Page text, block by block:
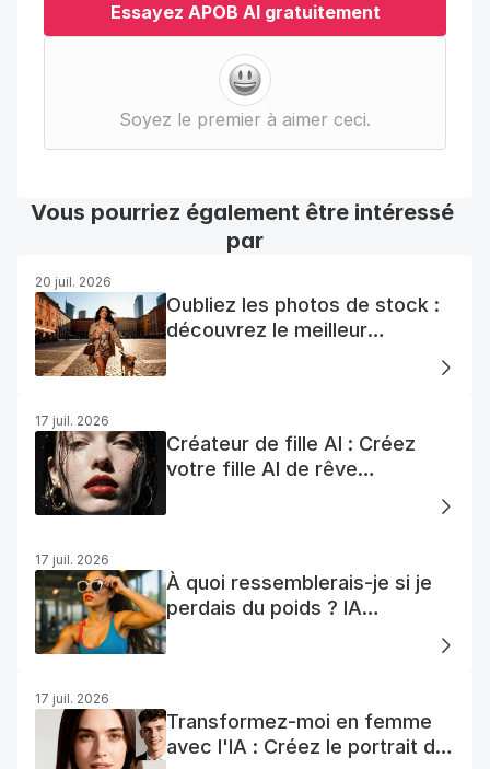
Essayez APOB AI gratuitement
Soyez le premier à aimer ceci.
Vous pourriez également être intéressé
par
20 juil. 2026
Oubliez les photos de stock :
découvrez le meilleur
17 juil. 2026
Créateur de fille AI : Créez
votre fille AI de rêve
17 juil. 2026
À quoi ressemblerais-je si je
perdais du poids ? IA
17 juil. 2026
Transformez-moi en femme
avec l'IA : Créez le portrait de